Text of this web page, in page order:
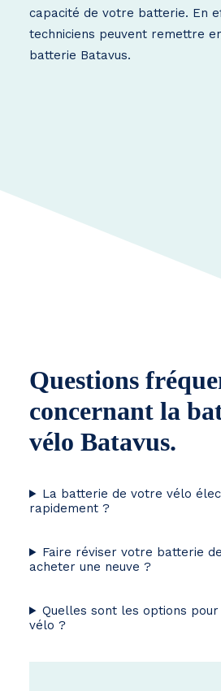
capacité de votre batterie. En
techniciens peuvent remettre
batterie Batavus.
Questions
concernant la
vélo Batavus.
La batterie de votre vélo
rapidement ?
Faire réviser votre batterie
acheter une neuve ?
Quelles sont les options
vélo ?